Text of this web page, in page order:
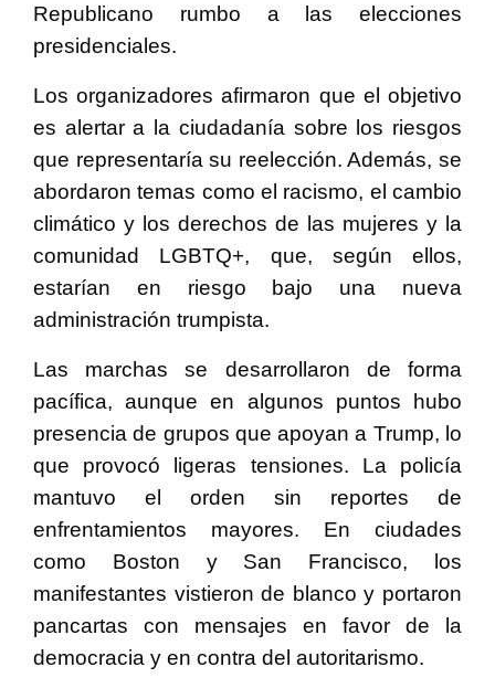
Republicano rumbo a las elecciones
presidenciales.
Los organizadores afirmaron que el objetivo
es alertar a la ciudadanía sobre los riesgos
que representaría su reelección. Además, se
abordaron temas como el racismo, el cambio
climático y los derechos de las mujeres y la
comunidad LGBTQ+, que, según ellos,
estarían en riesgo bajo una nueva
administración trumpista.
Las marchas se desarrollaron de forma
pacífica, aunque en algunos puntos hubo
presencia de grupos que apoyan a Trump, lo
que provocó ligeras tensiones. La policía
mantuvo el orden sin reportes de
enfrentamientos mayores. En ciudades
como Boston y San Francisco, los
manifestantes vistieron de blanco y portaron
pancartas con mensajes en favor de la
democracia y en contra del autoritarismo.